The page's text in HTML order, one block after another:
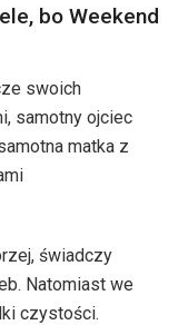
bo Weekend
swoich
samotny ojciec
matka z
świadczy
Natomiast we
czystości.